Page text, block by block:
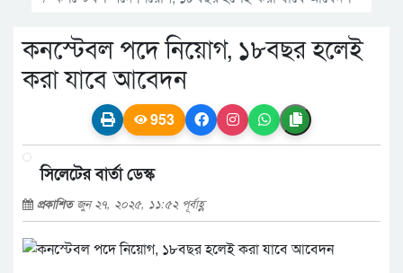
কনস্টেবল পদে নিয়োগ, ১৮বছর হলেই
করা যাবে আবেদন
953
সিলেটের বার্তা ডেস্ক
প্রকাশিতজুন ২৭, ২০২৫, ১১:৫২ পূর্বাহ্ণ